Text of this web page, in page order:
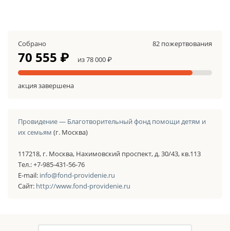
Собрано 82 пожертвования
70 555 ₽ из 78 000 ₽
акция завершена
Провидение — Благотворительный фонд помощи детям и
их семьям (г. Москва)
117218, г. Москва, Нахимовский проспект, д. 30/43, кв.113
Тел.: +7-985-431-56-76
E-mail: info@fond-providenie.ru
Сайт: http://www.fond-providenie.ru